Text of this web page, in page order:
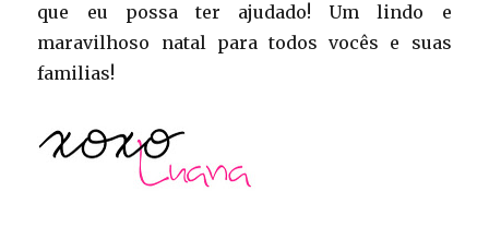
que eu possa ter ajudado! Um lindo e
maravilhoso natal para todos vocês e suas
familias!